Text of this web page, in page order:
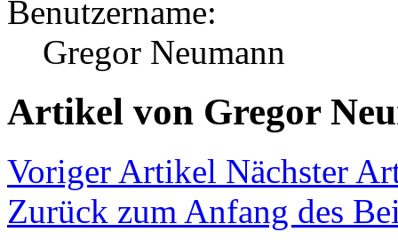
Benutzername:
Gregor Neumann
Artikel von Gregor
Voriger Artikel Nächster
Zurück zum Anfang des